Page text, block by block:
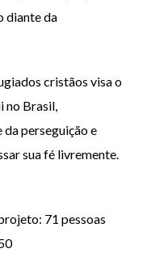
diante da
cristãos visa o
no Brasil,
perseguição e
sua fé livremente.
71 pessoas